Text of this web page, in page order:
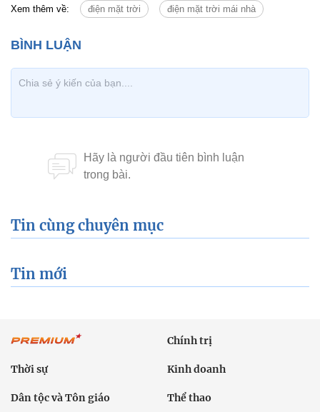
Xem thêm về: điện mặt trời điện mặt trời mái nhà
Tin cùng chuyên mục
Tin mới
Chính trị
Thời sự Kinh doanh
Dân tộc và Tôn giáo Thể thao